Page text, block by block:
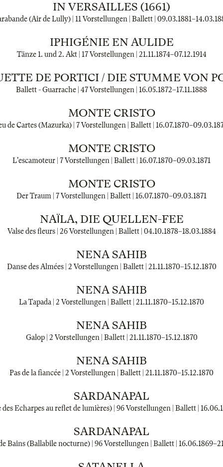
IN VERSAILLES (1661)
(Air de Lully) | 11 Vorstellungen | Ballett | 09.03.1881–
IPHIGÉNIE EN AULIDE
Tänze 1. und 2. Akt | 17 Vorstellungen | 21.11.1874–07.12.1914
DE PORTICI / DIE STUMME VON
Ballett - Guarrache | 47 Vorstellungen | 16.05.1872–17.11.1888
MONTE CRISTO
de Cartes (Mazurka) | 7 Vorstellungen | Ballett | 16.07.1870–
MONTE CRISTO
L'escamoteur | 7 Vorstellungen | Ballett | 16.07.1870–09.03.1871
MONTE CRISTO
Der Traum | 7 Vorstellungen | Ballett | 16.07.1870–09.03.1871
NAΪLA, DIE QUELLEN-FEE
Valse des fleurs | 26 Vorstellungen | Ballett | 04.10.1878–18.03.1884
NENA SAHIB
Danse des Almées | 2 Vorstellungen | Ballett | 21.11.1870–15.12.1870
NENA SAHIB
La Tapada | 2 Vorstellungen | Ballett | 21.11.1870–15.12.1870
NENA SAHIB
Galop | 2 Vorstellungen | Ballett | 21.11.1870–15.12.1870
NENA SAHIB
Pas de la fiancée | 2 Vorstellungen | Ballett | 21.11.1870–15.12.1870
SARDANAPAL
Echarpes au reflet de lumières) | 96 Vorstellungen | Ballett |
SARDANAPAL
Bains (Ballabile nocturne) | 96 Vorstellungen | Ballett | 16.06.1869–